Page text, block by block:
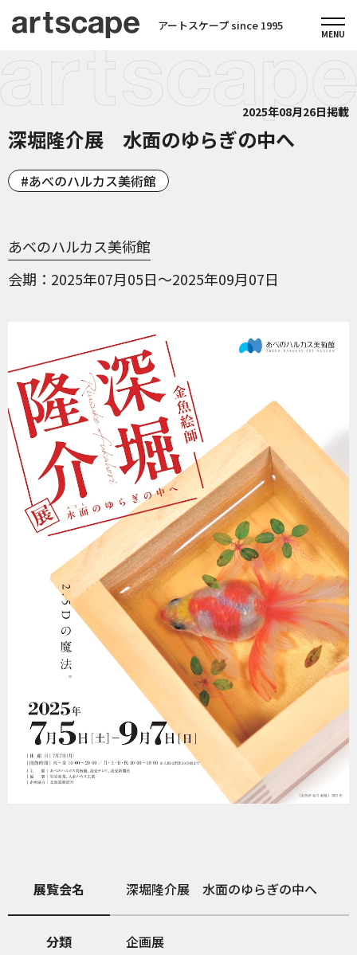
アートスケープ since 1995
2025年08月26日掲載
深堀隆介展 水面のゆらぎの中へ
あべのハルカス美術館
あべのハルカス美術館
会期
2025年07月05日～2025年09月07日
展覧会名 深堀隆介展 水面のゆらぎの中へ
分類 企画展